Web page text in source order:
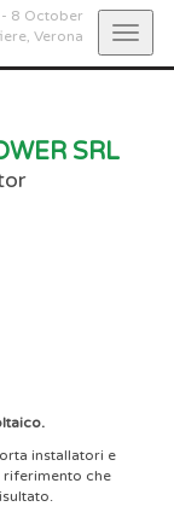
8 October
Verona
SRL
installatori e
riferimento che